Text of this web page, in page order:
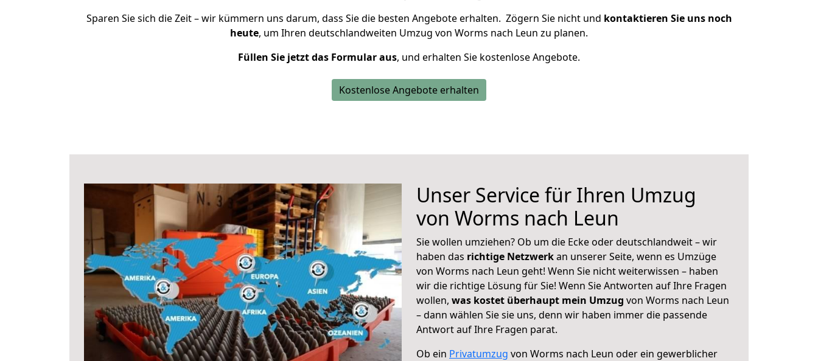
Sparen Sie sich die Zeit – wir kümmern uns darum, dass Sie die besten Angebote erhalten. Zögern Sie nicht und kontaktieren Sie uns noch
heute, um Ihren deutschlandweiten Umzug von Worms nach Leun zu planen.
Füllen Sie jetzt das Formular aus, und erhalten Sie kostenlose Angebote.
Kostenlose Angebote erhalten
Unser Service für Ihren Umzug
von Worms nach Leun
Sie wollen umziehen? Ob um die Ecke oder deutschlandweit – wir
haben das richtige Netzwerkan unserer Seite, wenn es Umzüge
von Worms nach Leun geht! Wenn Sie nicht weiterwissen – haben
wir die richtige Lösung für Sie! Wenn Sie Antworten auf Ihre Fragen
wollen, was kostet überhaupt mein Umzug von Worms nach Leun
– dann wählen Sie sie uns, denn wir haben immer die passende
Antwort auf Ihre Fragen parat.
Ob ein Privatumzug von Worms nach Leun oder ein gewerblicher